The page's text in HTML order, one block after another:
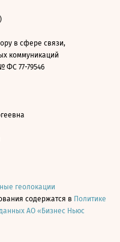
в сфере связи,
коммуникаций
ФС 77-79546
геолокации
содержатся в Политике
АО «Бизнес Ньюс